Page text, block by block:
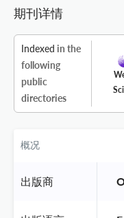
期刊详情
Indexed in the
following
public
directories
概况
出版商